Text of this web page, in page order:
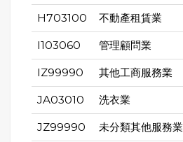
H703100 不動產租賃業
I103060 管理顧問業
IZ99990 其他工商服務業
JA03010 洗衣業
JZ99990 未分類其他服務業